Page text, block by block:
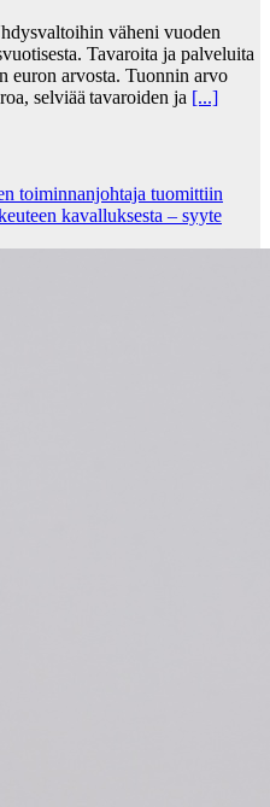
väheni vuoden
Tavaroita ja palveluita
arvosta. Tuonnin arvo
selviää tavaroiden ja [...]
toiminnanjohtaja tuo­mit­tiin
ka­val­luk­ses­ta – syyte